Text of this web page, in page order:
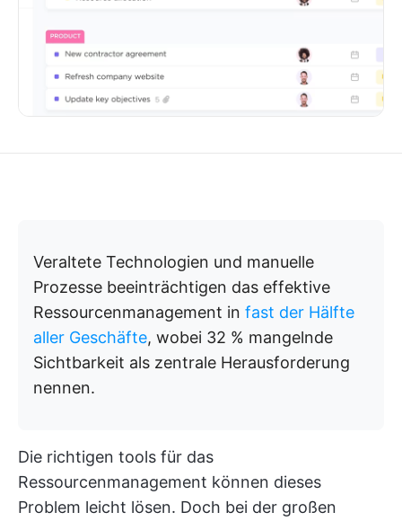
Veraltete Technologien und manuelle
Prozesse beeinträchtigen das effektive
Ressourcenmanagement in fast der Hälfte
aller Geschäfte, wobei 32 % mangelnde
Sichtbarkeit als zentrale Herausforderung
nennen.
Die richtigen tools für das
Ressourcenmanagement können dieses
Problem leicht lösen. Doch bei der großen